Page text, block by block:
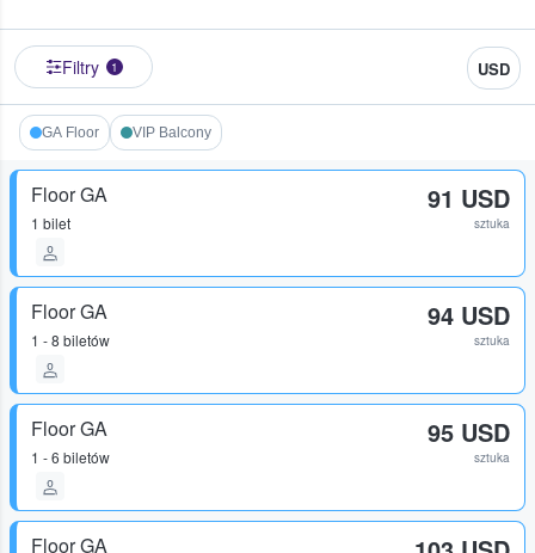
Filtry 1 USD
GA Floor VIP Balcony
Floor GA
1 bilet
91 USD
sztuka
Floor GA
1 - 8 biletów
94 USD
sztuka
Floor GA
1 - 6 biletów
95 USD
sztuka
Floor GA